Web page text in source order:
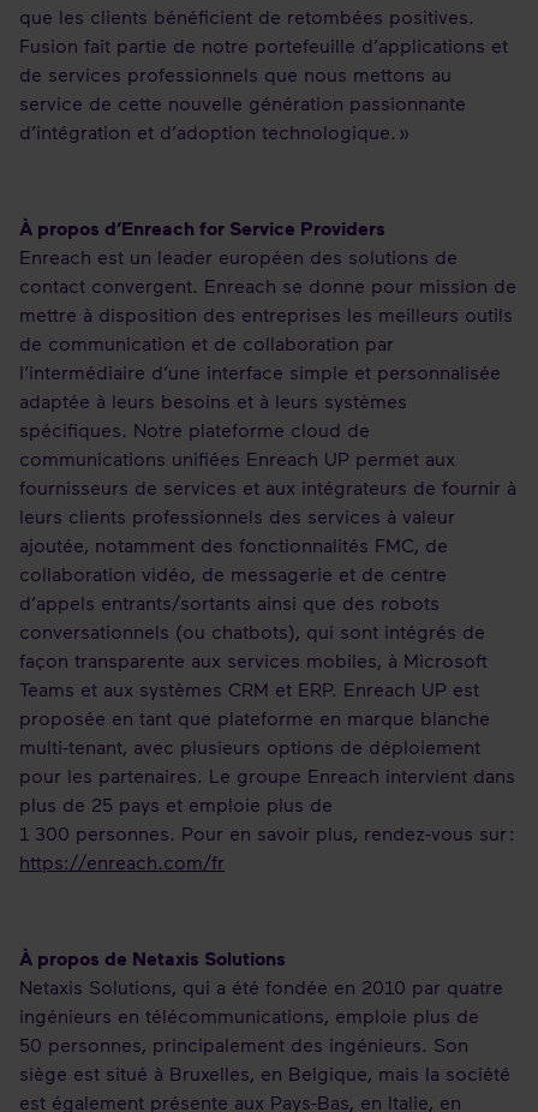
que les clients bénéficient de retombées positives.
Fusion fait partie de notre portefeuille d’applications et
de services professionnels que nous mettons au
service de cette nouvelle génération passionnante
d’intégration et d’adoption technologique. »
À propos d’Enreach for Service Providers
Enreach est un leader européen des solutions de
contact convergent. Enreach se donne pour mission de
mettre à disposition des entreprises les meilleurs outils
de communication et de collaboration par
l’intermédiaire d’une interface simple et personnalisée
adaptée à leurs besoins et à leurs systèmes
spécifiques. Notre plateforme cloud de
communications unifiées Enreach UP permet aux
fournisseurs de services et aux intégrateurs de fournir à
leurs clients professionnels des services à valeur
ajoutée, notamment des fonctionnalités FMC, de
collaboration vidéo, de messagerie et de centre
d’appels entrants/sortants ainsi que des robots
conversationnels (ou chatbots), qui sont intégrés de
façon transparente aux services mobiles, à Microsoft
Teams et aux systèmes CRM et ERP. Enreach UP est
proposée en tant que plateforme en marque blanche
multi-tenant, avec plusieurs options de déploiement
pour les partenaires. Le groupe Enreach intervient dans
plus de 25 pays et emploie plus de
1 300 personnes. Pour en savoir plus, rendez-vous sur :
https://enreach.com/fr
À propos de Netaxis Solutions
Netaxis Solutions, qui a été fondée en 2010 par quatre
ingénieurs en télécommunications, emploie plus de
50 personnes, principalement des ingénieurs. Son
siège est situé à Bruxelles, en Belgique, mais la société
est également présente aux Pays-Bas, en Italie, en